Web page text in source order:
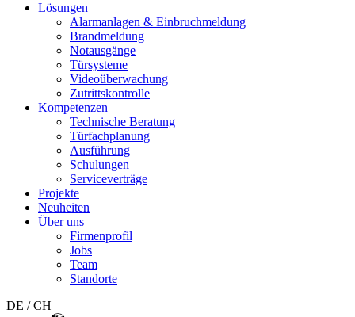
Lösungen
Alarmanlagen & Einbruchmeldung
Brandmeldung
Notausgänge
Türsysteme
Videoüberwachung
Zutrittskontrolle
Kompetenzen
Technische Beratung
Türfachplanung
Ausführung
Schulungen
Serviceverträge
Projekte
Neuheiten
Über uns
Firmenprofil
Jobs
Team
Standorte
DE / CH